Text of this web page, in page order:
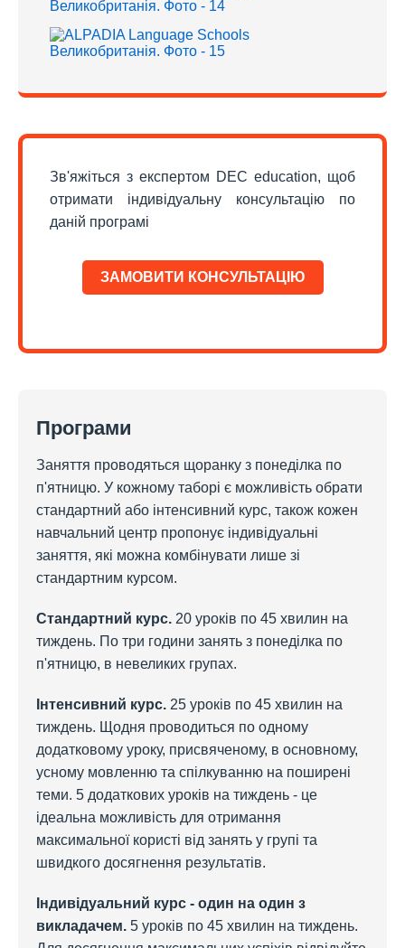
Зв'яжіться з експертом DEC education, щоб
отримати індивідуальну консультацію по
даній програмі
ЗАМОВИТИ КОНСУЛЬТАЦІЮ
Програми
Заняття проводяться щоранку з понеділка по
п'ятницю. У кожному таборі є можливість обрати
стандартний або інтенсивний курс, також кожен
навчальний центр пропонує індивідуальні
заняття, які можна комбінувати лише зі
стандартним курсом.
Стандартний курс. 20 уроків по 45 хвилин на
тиждень. По три години занять з понеділка по
п'ятницю, в невеликих групах.
Інтенсивний курс. 25 уроків по 45 хвилин на
тиждень. Щодня проводиться по одному
додатковому уроку, присвяченому, в основному,
усному мовленню та спілкуванню на поширені
теми. 5 додаткових уроків на тиждень - це
ідеальна можливість для отримання
максимальної користі від занять у групі та
швидкого досягнення результатів.
Індивідуальний курс - один на один з
викладачем. 5 уроків по 45 хвилин на тиждень.